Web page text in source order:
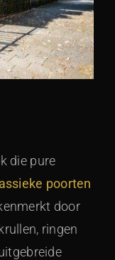
die pure
poorten
door
ringen